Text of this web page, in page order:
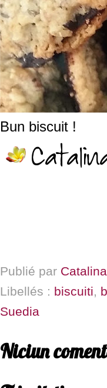
Bun biscuit !
Publié par Catalina
Libellés : biscuiti,
Suedia
Niciun